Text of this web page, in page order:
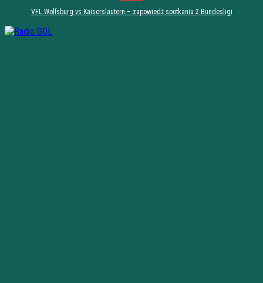
VFL Wolfsburg vs Kaiserslautern – zapowiedź spotkania 2 Bundesligi